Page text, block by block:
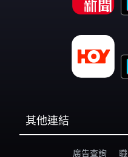
其他連結
廣告查詢